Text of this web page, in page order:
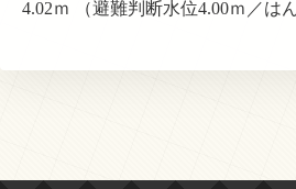
4.02ｍ （避難判断水位4.00ｍ／は